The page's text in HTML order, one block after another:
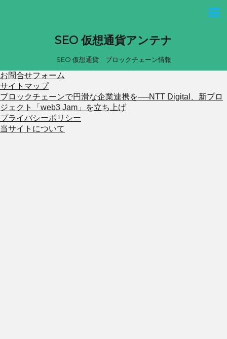
SEO 仮想通貨アンテナ
SEO 仮想通貨 ブロックチェーン情報
お問合せフォーム
サイトマップ
ブロックチェーンで円滑な企業連携を──NTT Digital、新プロ
ジェクト「web3 Jam」を立ち上げ
プライバシーポリシー
当サイトについて